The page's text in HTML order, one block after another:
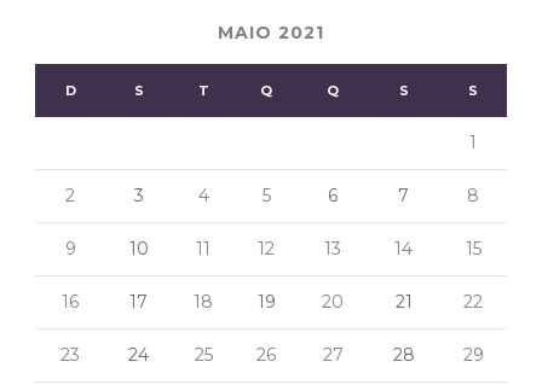
MAIO 2021
D S T Q Q S S
1
2 3 4 5 6 7 8
9 10 11 12 13 14 15
16 17 18 19 20 21 22
23 24 25 26 27 28 29